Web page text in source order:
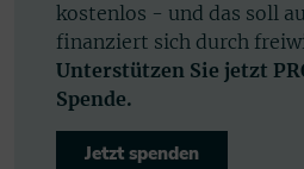
kostenlos - und das soll
finanziert sich durch
Unterstützen Sie jetzt
Spende.
Jetzt spenden